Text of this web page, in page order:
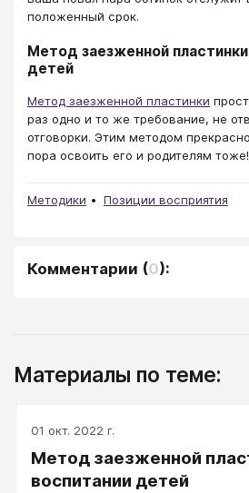
положенный срок.
Метод заезженной
детей
Метод заезженной пластинки
раз одно и то же требование, не
отговорки. Этим методом
пора освоить его и родителям тоже!
Методики Позиции восприятия
Комментарии (0):
Материалы по теме:
01 окт. 2022 г.
Метод заезженной
воспитании детей